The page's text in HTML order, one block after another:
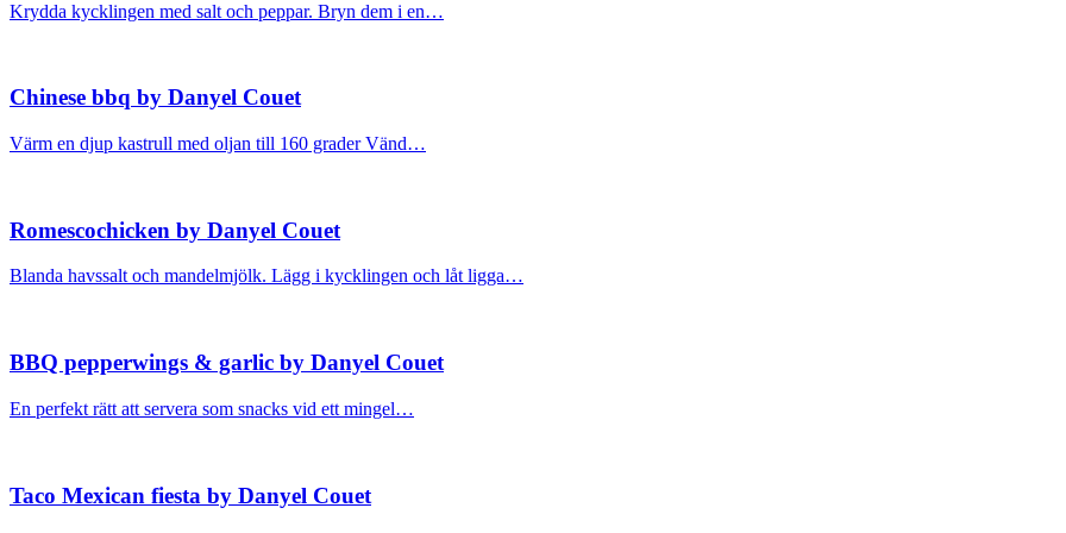
Krydda kycklingen med salt och peppar. Bryn dem i en…
Chinese bbq by Danyel Couet
Värm en djup kastrull med oljan till 160 grader Vänd…
Romescochicken by Danyel Couet
Blanda havssalt och mandelmjölk. Lägg i kycklingen och låt ligga…
BBQ pepperwings & garlic by Danyel Couet
En perfekt rätt att servera som snacks vid ett mingel…
Taco Mexican fiesta by Danyel Couet